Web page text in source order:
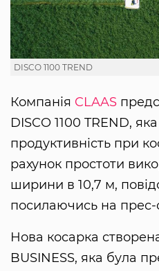
DISCO 1100 TREND
Компанія CLAAS
DISCO 1100 TREND,
продуктивність при
рахунок простоти
ширини в 10,7 м,
посилаючись на прес-
Нова косарка
BUSINESS, яка була